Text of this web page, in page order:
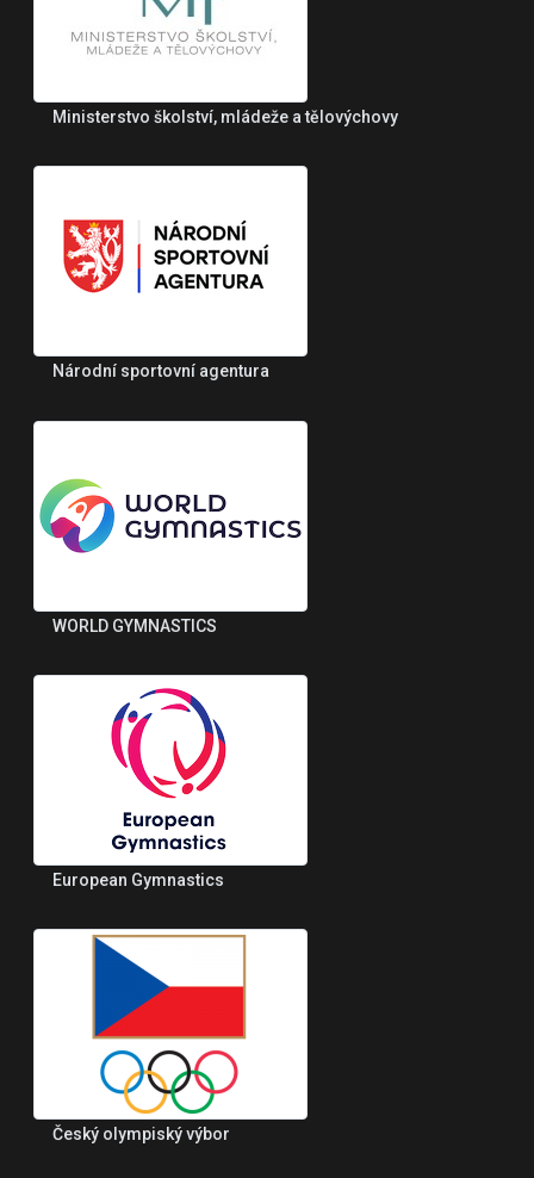
Ministerstvo školství, mládeže a tělovýchovy
Národní sportovní agentura
WORLD GYMNASTICS
European Gymnastics
Český olympiský výbor